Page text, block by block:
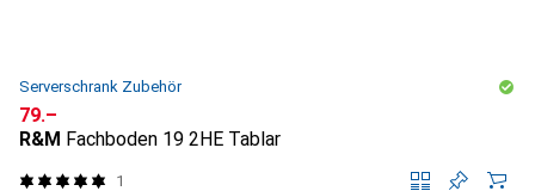
Serverschrank Zubehör
CHF
79.–
R&M Fachboden 19 2HE Tablar
1